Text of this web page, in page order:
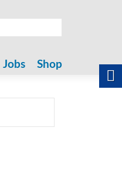
Jobs Shop